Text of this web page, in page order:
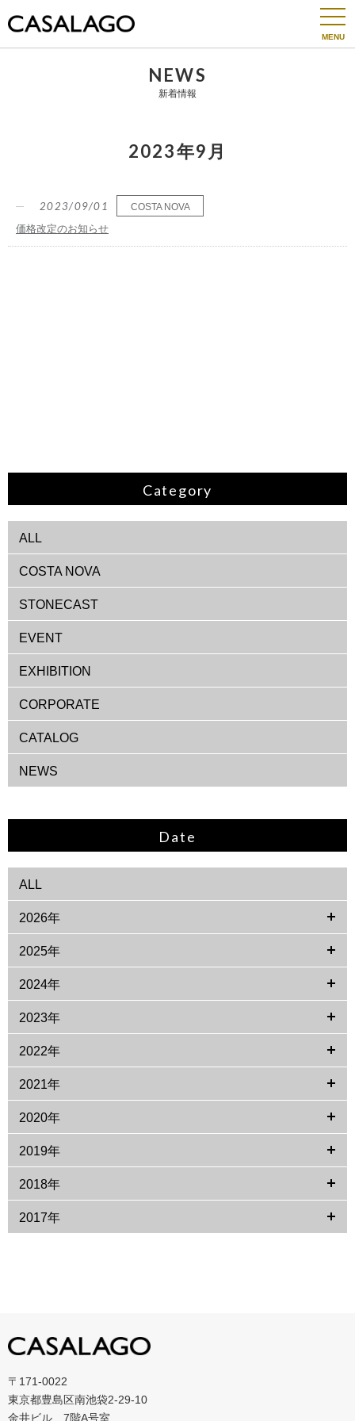
NEWS
新着情報
2023年9月
2023/09/01 COSTA NOVA
価格改定のお知らせ
Category
ALL
COSTA NOVA
STONECAST
EVENT
EXHIBITION
CORPORATE
CATALOG
NEWS
Date
ALL
2026年
2025年
2024年
2023年
2022年
2021年
2020年
2019年
2018年
2017年
〒171-0022
東京都豊島区南池袋2-29-10
金井ビル 7階A号室